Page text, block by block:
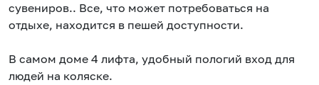
сувениров.. Все, что может потребоваться на
отдыхе, находится в пешей доступности.
В самом доме 4 лифта, удобный пологий вход для
людей на коляске.